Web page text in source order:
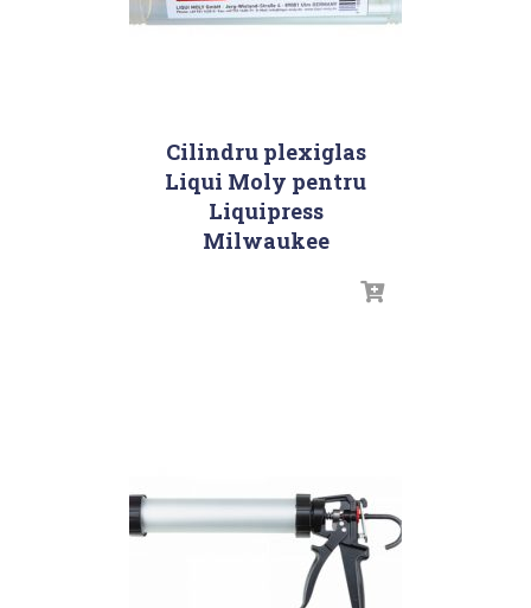
Cilindru plexiglas
Liqui Moly pentru
Liquipress
Milwaukee